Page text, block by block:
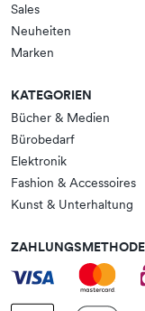
Sales
Neuheiten
Marken
KATEGORIEN
Bücher & Medien
Bürobedarf
Elektronik
Fashion & Accessoires
Kunst & Unterhaltung